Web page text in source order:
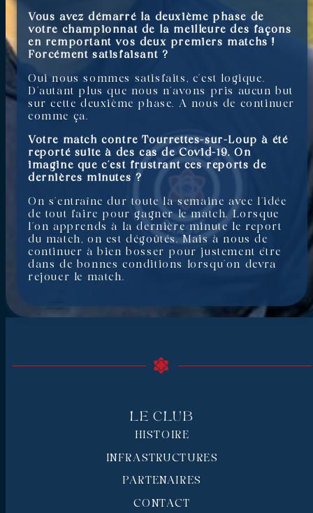
Vous avez démarré la deuxième phase de
votre championnat de la meilleure des façons
en remportant vos deux premiers matchs !
Forcément satisfaisant ?
Oui nous sommes satisfaits, c’est logique.
D’autant plus que nous n’avons pris aucun but
sur cette deuxième phase. A nous de continuer
comme ça.
Votre match contre Tourrettes-sur-Loup à été
reporté suite à des cas de Covid-19. On
imagine que c’est frustrant ces reports de
dernières minutes ?
On s’entraîne dur toute la semaine avec l’idée
de tout faire pour gagner le match. Lorsque
l’on apprends à la dernière minute le report
du match, on est dégoûtés. Mais à nous de
continuer à bien bosser pour justement être
dans de bonnes conditions lorsqu’on devra
rejouer le match.
Le Club
HISTOIRE
INFRASTRUCTURES
PARTENAIRES
CONTACT